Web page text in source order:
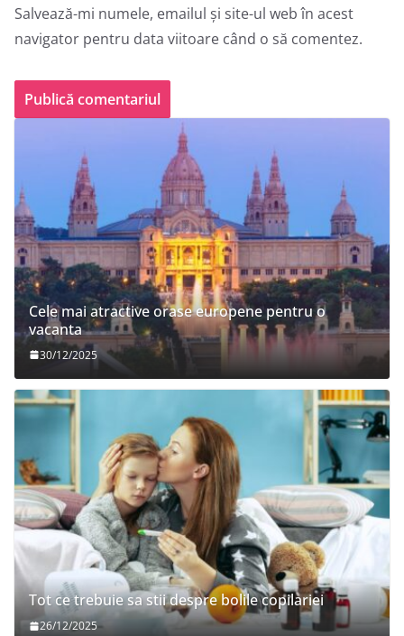
Salvează-mi numele, emailul și site-ul web în acest
navigator pentru data viitoare când o să comentez.
Cele mai atractive orase europene pentru o
vacanta
30/12/2025
Tot ce trebuie sa stii despre bolile copilariei
26/12/2025